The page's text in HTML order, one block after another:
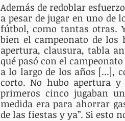
Además de redoblar
a pesar de jugar en uno de
fútbol, como tantas otras.
bien el campeonato de
apertura, clausura, tabla
qué pasó con el
a lo largo de los años [...],
corto. No hubo apertura
primeros cinco jugaban
medida era para ahorrar
de las fiestas y ya”. Si esto